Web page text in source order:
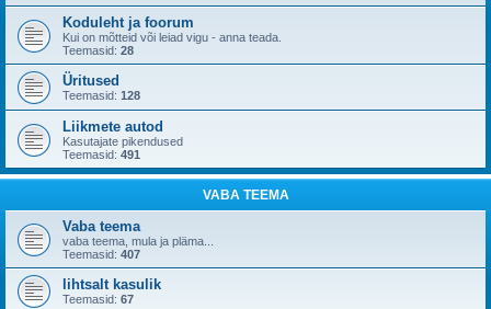
Koduleht ja foorum
Kui on mõtteid või leiad vigu - anna teada.
Teemasid: 28
Üritused
Teemasid: 128
Liikmete autod
Kasutajate pikendused
Teemasid: 491
VABA TEEMA
Vaba teema
vaba teema, mula ja pläma...
Teemasid: 407
lihtsalt kasulik
Teemasid: 67